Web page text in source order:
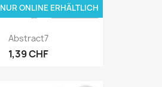
Abstract7
1,39 CHF
NUR ONLINE ERHÄLTLICH